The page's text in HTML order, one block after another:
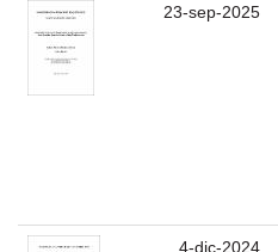
23-sep-2025
4-dic-2024